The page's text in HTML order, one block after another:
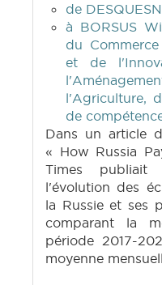
de
à BORSUS
du
et de
l'Agriculture,
de
Dans un article
« How Russia
Times publiait
l'évolution des
la Russie et ses
comparant la
période 2017-
moyenne